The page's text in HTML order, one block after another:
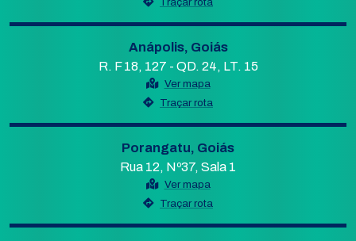
Anápolis, Goiás
R. F 18, 127 - QD. 24, LT. 15
Ver mapa
Traçar rota
Porangatu, Goiás
Rua 12, Nº37, Sala 1
Ver mapa
Traçar rota